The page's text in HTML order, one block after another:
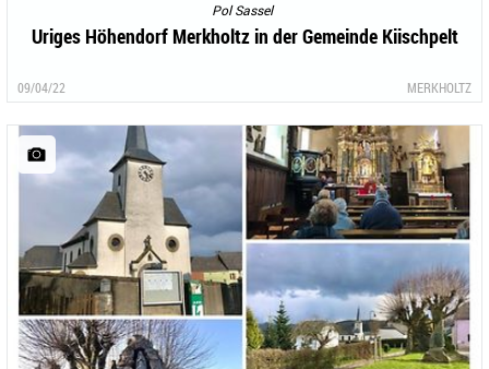
Pol Sassel
Uriges Höhendorf Merkholtz in der Gemeinde Kiischpelt
09/04/22 MERKHOLTZ